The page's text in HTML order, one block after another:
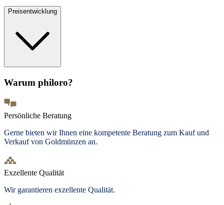
Preisentwicklung
Warum philoro?
Persönliche Beratung
Gerne bieten wir Ihnen eine kompetente Beratung zum Kauf und
Verkauf von Goldmünzen an.
Exzellente Qualität
Wir garantieren exzellente Qualität.